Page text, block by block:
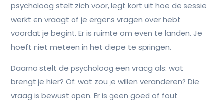
psycholoog stelt zich voor, legt kort uit hoe de sessie
werkt en vraagt of je ergens vragen over hebt
voordat je begint. Er is ruimte om even te landen. Je
hoeft niet meteen in het diepe te springen.
Daarna stelt de psycholoog een vraag als: wat
brengt je hier? Of: wat zou je willen veranderen? Die
vraag is bewust open. Er is geen goed of fout